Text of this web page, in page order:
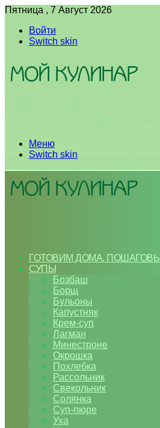
Пятница , 7 Август 2026
Войти
Switch skin
Меню
Switch skin
ГОТОВИМ ДОМА.
СУПЫ
Бозбаш
Борщ
Бульоны
Капустняк
Крем-суп
Лагман
Минестроне
Окрошка
Похлебка
Рассольник
Свекольник
Солянка
Суп-пюре
Уха